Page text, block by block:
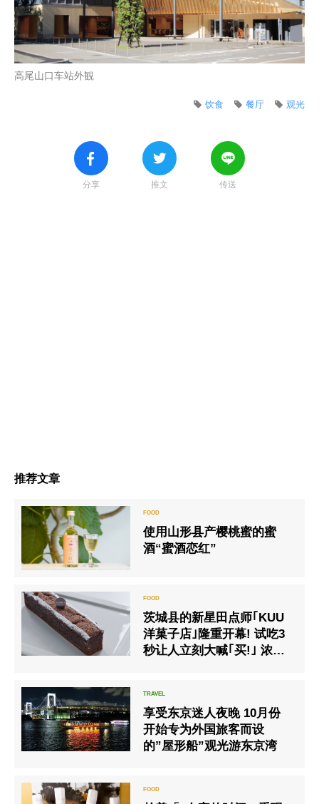
高尾山口车站外観
观光
餐厅
饮食
分享 推文 传送
推荐文章
使用山形县产樱桃蜜的蜜
酒“蜜酒恋红”
茨城县的新星田点师｢KUU
洋菓子店｣隆重开幕! 试吃3
秒让人立刻大喊｢买!｣ 浓厚
享受东京迷人夜晚 10月份
开始专为外国旅客而设
的”屋形船”观光游东京湾